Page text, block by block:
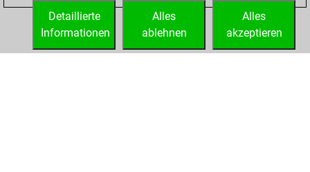
your Fritz account
Alles
akzeptieren
Alles
ablehnen
Detaillierte
Informationen